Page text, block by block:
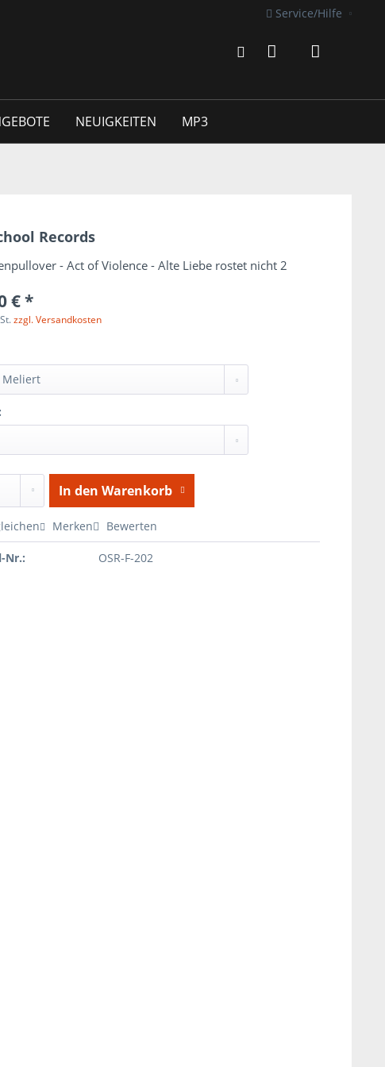
Service/Hilfe
NEUIGKEITEN MP3
Records
- Act of Violence - Alte Liebe rostet nicht 2
€ *
zzgl. Versandkosten
In den Warenkorb
Merken Bewerten
Nr.: OSR-F-202